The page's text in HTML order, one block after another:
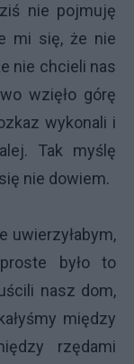
nie pojmuję
mi się, że nie
nie chcieli nas
wzięło górę
wykonali i
Tak myślę
nie dowiem.
uwierzyłabym,
było to
nasz dom,
między
rzędami